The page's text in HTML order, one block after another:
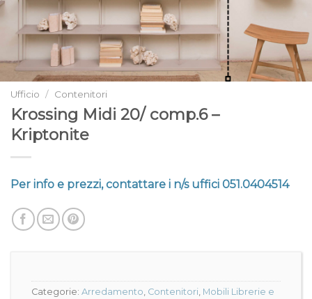
Ufficio / Contenitori
Krossing Midi 20/ comp.6 –
Kriptonite
Per info e prezzi, contattare i n/s uffici 051.0404514
Categorie: Arredamento Contenitori Mobili Librerie e